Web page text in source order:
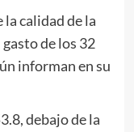
calidad de la
de los 32
informan en su
debajo de la